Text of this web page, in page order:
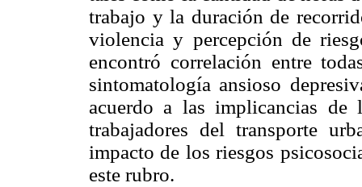
trabajo y la duración de
violencia y percepción de
encontró correlación entre
sintomatología ansioso
acuerdo a las implicancias de
trabajadores del transporte
impacto de los riesgos
este rubro.